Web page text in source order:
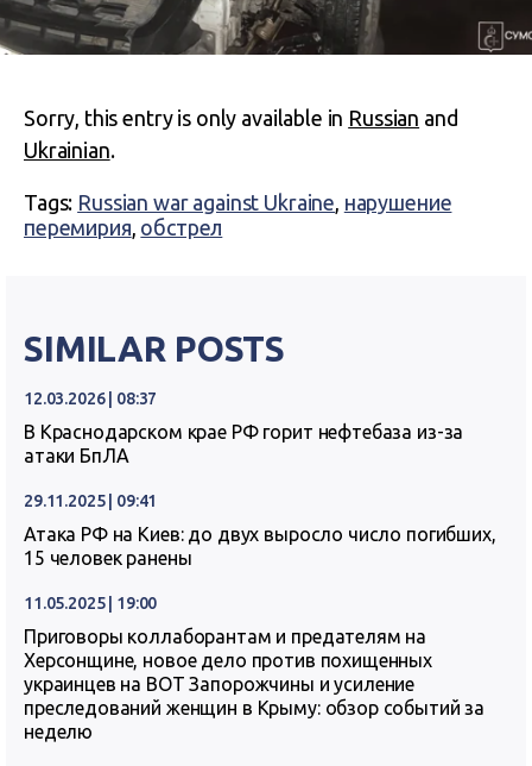
Sorry, this entry is only available in Russian and
Ukrainian.
Tags: Russian war against Ukraine, нарушение
перемирия, обстрел
SIMILAR POSTS
12.03.2026 | 08:37
В Краснодарском крае РФ горит нефтебаза из-за
атаки БпЛА
29.11.2025 | 09:41
Атака РФ на Киев: до двух выросло число погибших,
15 человек ранены
11.05.2025 | 19:00
Приговоры коллаборантам и предателям на
Херсонщине, новое дело против похищенных
украинцев на ВОТ Запорожчины и усиление
преследований женщин в Крыму: обзор событий за
неделю